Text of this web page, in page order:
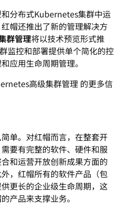
分布式Kubernetes集群中运
帽还推出了新的管理解决方
群管理将以技术预览形式推
监控和部署提供单个简化的控
应用生命周期管理。
高级集群管理 的更多信
单。对红帽而言，在整套开
要有完整的软件、硬件和服
和运营开放创新成果方面的
，红帽所有的软件产品（包
更长的企业级生命周期，这
产品来支撑业务。